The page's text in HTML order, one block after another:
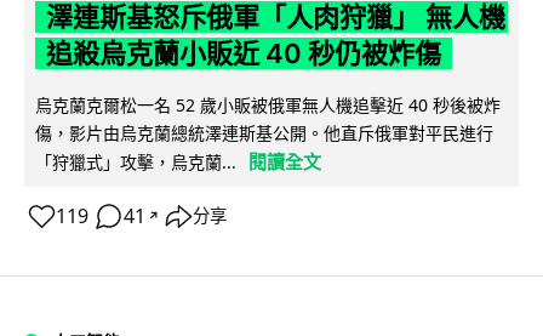
澤連斯基怒斥俄軍「人肉狩獵」 無人機
追殺烏克蘭小販近 40 秒仍被炸傷
烏克蘭克爾松一名 52 歲小販被俄軍無人機追擊近 40 秒後被炸
傷，影片由烏克蘭總統澤連斯基公開。他直斥俄軍對平民進行
「狩獵式」攻擊，烏克蘭...
閱讀全文
119 41 ↗ 分享